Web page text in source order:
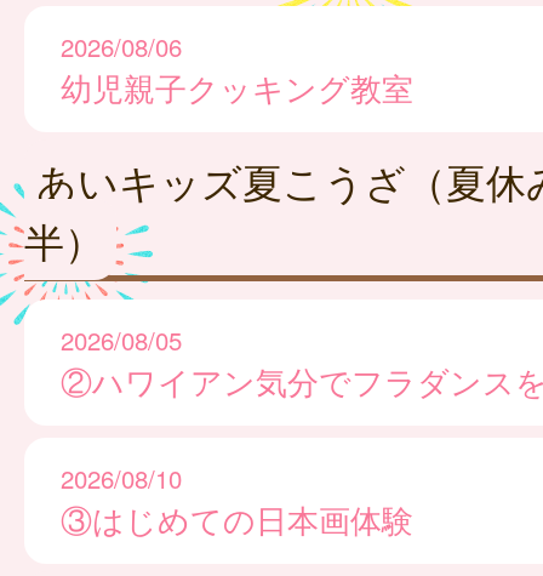
2026/08/06
幼児親子クッキング教室
あいキッズ夏こうざ（夏
半）
2026/08/05
②ハワイアン気分でフラダンス
2026/08/10
③はじめての日本画体験